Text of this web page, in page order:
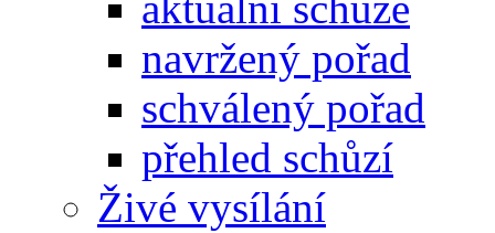
navržený pořad
schválený pořad
přehled schůzí
Živé vysílání